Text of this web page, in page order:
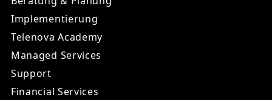
Implementierung
Telenova Academy
Managed Services
Support
Financial Services